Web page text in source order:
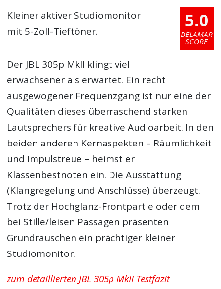
5.0
DELAMAR
SCORE
Kleiner aktiver Studiomonitor
mit 5-Zoll-Tieftöner.
Der JBL 305p MkII klingt viel
erwachsener als erwartet. Ein recht
ausgewogener Frequenzgang ist nur eine der
Qualitäten dieses überraschend starken
Lautsprechers für kreative Audioarbeit. In den
beiden anderen Kernaspekten – Räumlichkeit
und Impulstreue – heimst er
Klassenbestnoten ein. Die Ausstattung
(Klangregelung und Anschlüsse) überzeugt.
Trotz der Hochglanz-Frontpartie oder dem
bei Stille/leisen Passagen präsenten
Grundrauschen ein prächtiger kleiner
Studiomonitor.
zum detaillierten JBL 305p MkII Testfazit